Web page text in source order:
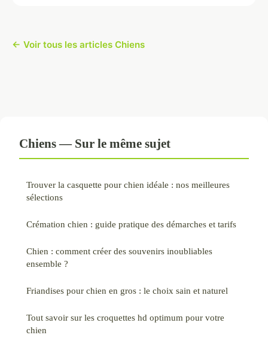
← Voir tous les articles Chiens
Chiens — Sur le même sujet
Trouver la casquette pour chien idéale : nos meilleures
sélections
Crémation chien : guide pratique des démarches et tarifs
Chien : comment créer des souvenirs inoubliables
ensemble ?
Friandises pour chien en gros : le choix sain et naturel
Tout savoir sur les croquettes hd optimum pour votre
chien